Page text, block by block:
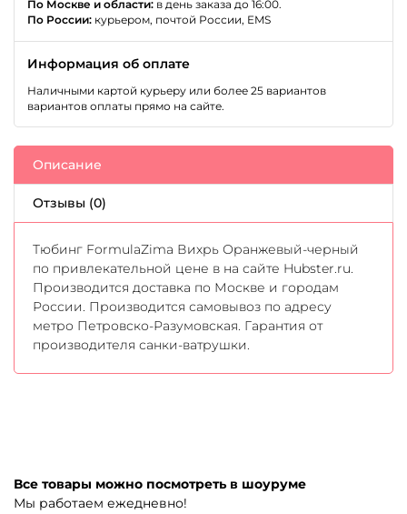
По Москве и области: в день заказа до 16:00.
По России: курьером, почтой России, EMS
Информация об оплате
Наличными картой курьеру или более 25 вариантов
вариантов оплаты прямо на сайте.
Описание
Отзывы (0)
Тюбинг FormulaZima Вихрь Оранжевый-черный
по привлекательной цене в на сайте Hubster.ru.
Производится доставка по Москве и городам
России. Производится самовывоз по адресу
метро Петровско-Разумовская. Гарантия от
производителя санки-ватрушки.
Все товары можно посмотреть в шоуруме
Мы работаем ежедневно!